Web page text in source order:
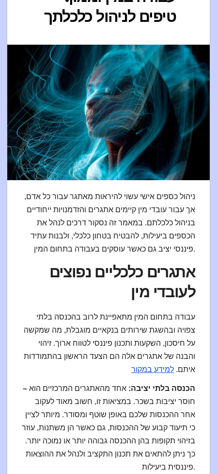
טיפים לניהול כלכלתך
ניהול כספים אישי עשוי להיראות מאתגר עבור כל אדם,
אך עבור עובדי מין קיימים אתגרים והזדמנויות ייחודיים
בניהול כלכלתם. במאמר זה נסקור דרכים לנהל את
הכספים ביעילות, להבטיח בטחון כלכלי, ולבנות עתיד
פיננסי יציב גם כאשר עוסקים בעבודה בתחום המין.
אתגרים כלכליים נפוצים
לעובדי מין
עבודה בתחום המין מתאפיינת לרוב בהכנסה בלתי
צפויה ובהשגת שירותים בנקאיים מוגבלת, מה שמקשה
על חיסכון, השקעות ותכנון פיננסי לטווח ארוך. זיהוי
והבנה של אתגרים אלה הם הצעד הראשון בהתמודדות
איתם. למידע במקור
– הכנסה בלתי יציבה: אחד מהאתגרים המרכזיים הוא
חוסר יציבות בשכר. במציאות זו, חשוב מאוד לעקוב
אחר ההכנסות שלכם באופן שוטף ומסודר. מיותר לציין
כי תיעוד קבוע של ההכנסות, גם כאשר הן משתנות, עוזר
בזיהוי תקופות בהן ההכנסה גבוהה יותר או נמוכה יותר.
כך ניתן להתאים את תכנון התקציב ולנהל את ההוצאות
פיננסית ביעילות.